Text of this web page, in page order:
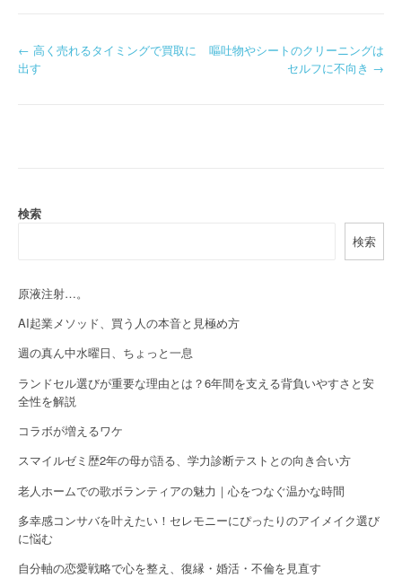
P
a
i
g
a
t
i
o
n
← 高く売れるタイミングで買取に
出す
嘔吐物やシートのクリーニングは
セルフに不向き →
検索
検索
原液注射…。
AI起業メソッド、買う人の本音と見極め方
週の真ん中水曜日、ちょっと一息
ランドセル選びが重要な理由とは？6年間を支える背負いやすさと安
全性を解説
コラボが増えるワケ
スマイルゼミ歴2年の母が語る、学力診断テストとの向き合い方
老人ホームでの歌ボランティアの魅力｜心をつなぐ温かな時間
多幸感コンサバを叶えたい！セレモニーにぴったりのアイメイク選び
に悩む
自分軸の恋愛戦略で心を整え、復縁・婚活・不倫を見直す